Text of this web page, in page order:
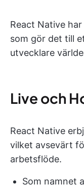
React Native
som gör det till
utvecklare
Live och
React Native
vilket avsevärt
arbetsflöde.
Som namnet